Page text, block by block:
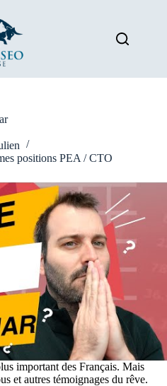
positions PEA / CTO
important des Français. Mais
et autres témoignages du rêve.